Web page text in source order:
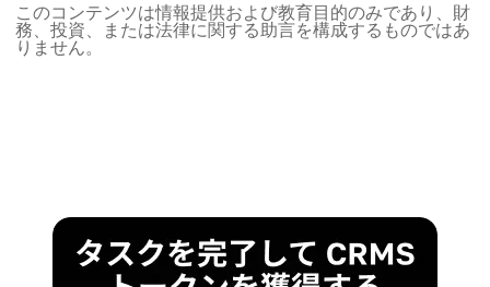
このコンテンツは情報提供および教育目的のみであり、財
務、投資、または法律に関する助言を構成するものではあ
りません。